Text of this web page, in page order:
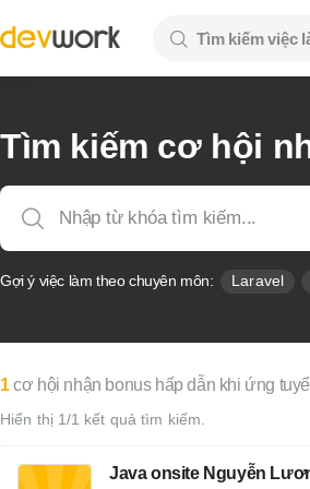
Tìm kiếm cơ hội
Gợi ý việc làm theo chuyên môn: Laravel
1cơ hội nhận bonus hấp dẫn khi ứng
Hiển thị 1/1 kết quả tìm kiếm.
Java onsite Nguyễn